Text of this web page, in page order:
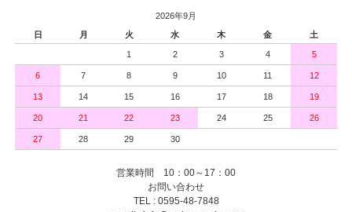
2026年9月
日
月 火 水 木 金 土
1 2 3 4 5
6 7 8 9 10 11 12
13 14 15 16 17 18 19
20 21 22 23 24 25 26
27 28 29 30
営業時間 10：00～17：00
お問い合わせ
TEL : 0595-48-7848